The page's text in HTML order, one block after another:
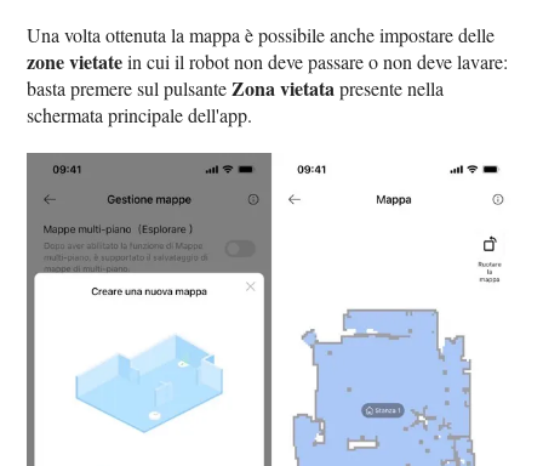
Una volta ottenuta la mappa è possibile anche impostare delle
zone vietatein cui il robot non deve passare o non deve lavare:
basta premere sul pulsanteZona vietatapresente nella
schermata principale dell'app.